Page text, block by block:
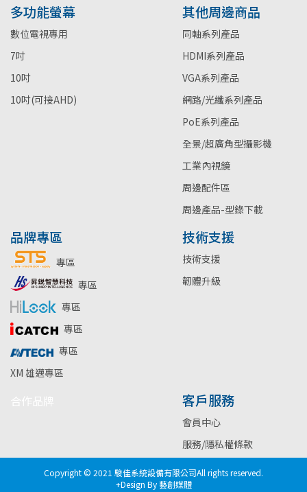
多功能螢幕
數位電視專用
7吋
10吋
10吋(可接AHD)
其他周邊商品
同軸系列產品
HDMI系列產品
VGA系列產品
網路/光纖系列產品
PoE系列產品
全景/超廣角型攝影機
工業內視鏡
周邊配件區
周邊產品-型錄下載
品牌專區
專區
專區
專區
專區
專區
XM 雄邁專區
技術支援
技術支援
韌體升級
客戶服務
會員中心
服務/隱私權條款
Copyright © 2021 駿佳系統設備有限公司All rights reserved.
+Design By 藝創媒體